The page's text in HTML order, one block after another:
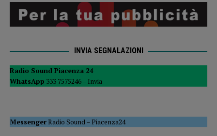
INVIA SEGNALAZIONI
Radio Sound Piacenza 24
WhatsApp 333 7575246 – Invia
MessengerRadio Sound–Piacenza24